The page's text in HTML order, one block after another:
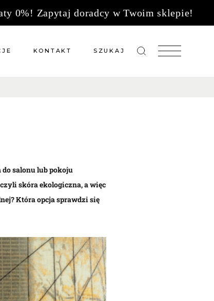
0%! Zapytaj doradcy w Twoim sklepie!
KONTAKT SZUKAJ
salonu lub pokoju
skóra ekologiczna, a więc
Która opcja sprawdzi się